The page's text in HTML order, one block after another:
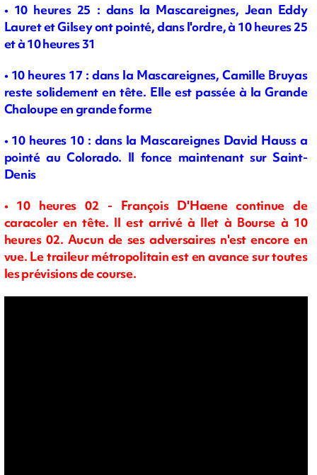
• 10 heures 25 : dans la Mascareignes, Jean Eddy
Lauret et Gilsey ont pointé, dans l'ordre, à 10 heures 25
et à 10 heures 31
• 10 heures 17 : dans la Mascareignes, Camille Bruyas
reste solidement en tête. Elle est passée à la Grande
Chaloupe en grande forme
• 10 heures 10 : dans la Mascareignes David Hauss a
pointé au Colorado. Il fonce maintenant sur Saint-
Denis
• 10 heures 02 - François D'Haene continue de
caracoler en tête. Il est arrivé à Ilet à Bourse à 10
heures 02. Aucun de ses adversaires n'est encore en
vue. Le traileur métropolitain est en avance sur toutes
les prévisions de course.